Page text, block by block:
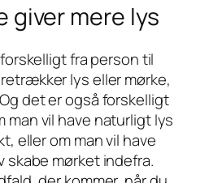
giver mere lys
fra person til
lys eller mørke,
det er også forskelligt
man vil have naturligt lys
eller om man vil have
skabe mørket indefra.